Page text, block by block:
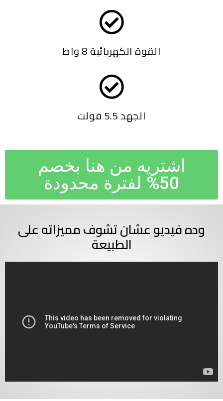
القوة الكهربائية 8 واط
الجهد 5.5 فولت
اشتريه من هنا بخصم
50% لفترة محدودة
وده فيديو عشان تشوف مميزاته على
الطبيعة